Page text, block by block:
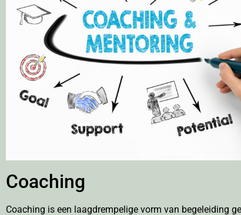
Coaching
Coaching is een laagdrempelige vorm van begeleiding